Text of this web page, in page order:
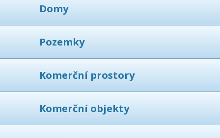
Domy
Pozemky
Komerční prostory
Komerční objekty